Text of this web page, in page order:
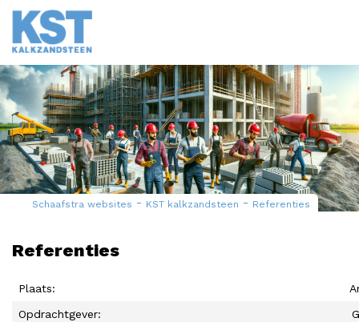
Schaafstra websites - KST kalkzandsteen - Referenties
Referenties
Plaats:
Opdrachtgever: